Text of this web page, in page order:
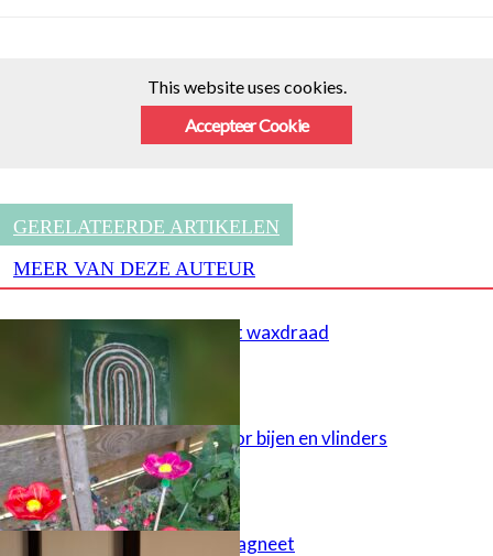
This website uses cookies.
Accepteer Cookie
GERELATEERDE ARTIKELEN
MEER VAN DEZE AUTEUR
Schilderen met waxdraad
Tuinsteker voor bijen en vlinders
Juf bedankt magneet